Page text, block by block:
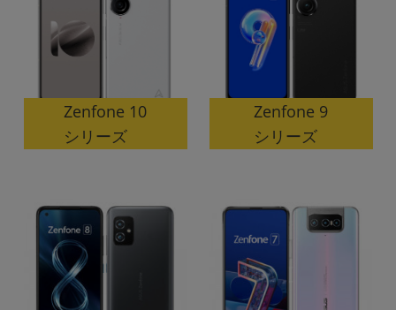
Zenfone 10
シリーズ
Zenfone 9
シリーズ
ランク
商品状態の絞り込み
メモリ